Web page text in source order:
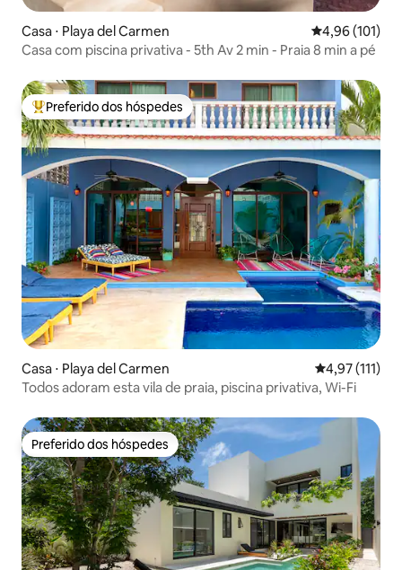
Casa ⋅ Playa del Carmen 4,96 de uma
4,96 (101)
Casa com piscina privativa - 5th Av 2 min - Praia 8 min a pé
Entre os melhores preferidos dos hóspedes
Preferido dos hóspedes
Casa ⋅ Playa del Carmen 4,97 de uma
4,97 (111)
Todos adoram esta vila de praia, piscina privativa, Wi-Fi
Preferido dos hóspedes
Preferido dos hóspedes